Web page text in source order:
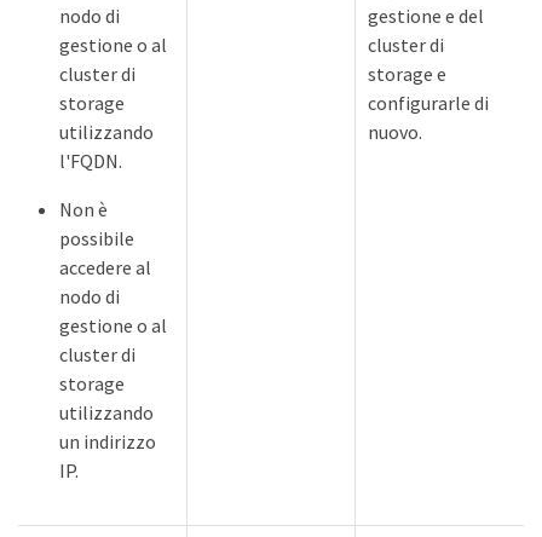
nodo di
gestione o al
cluster di
storage
utilizzando
l'FQDN.
Non è
possibile
accedere al
nodo di
gestione o al
cluster di
storage
utilizzando
un indirizzo
IP.
gestione e del
cluster di
storage e
configurarle di
nuovo.